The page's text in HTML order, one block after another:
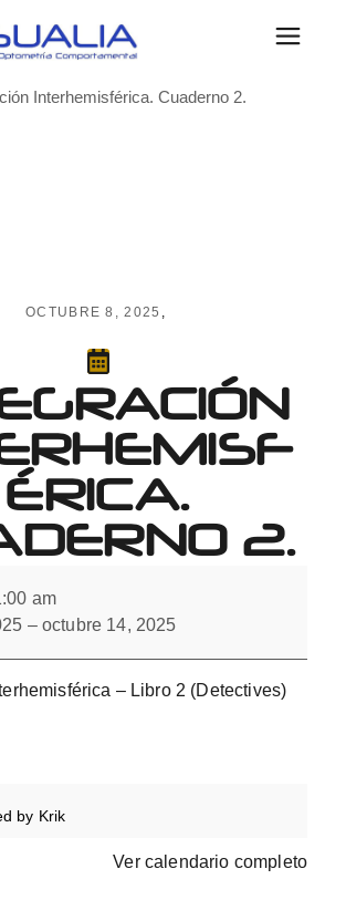
Interhemisférica. Cuaderno 2.
OCTUBRE 8, 2025
ÉRICA.
2.
am
– octubre 14, 2025
– Libro 2 (Detectives)
by Krik
Ver calendario completo